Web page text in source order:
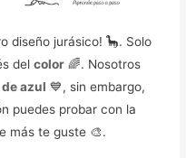
diseño jurásico! 🦕. Solo
delcolor 🌈. Nosotros
azul 💙, sin embargo,
puedes probar con la
más te guste 🎨.